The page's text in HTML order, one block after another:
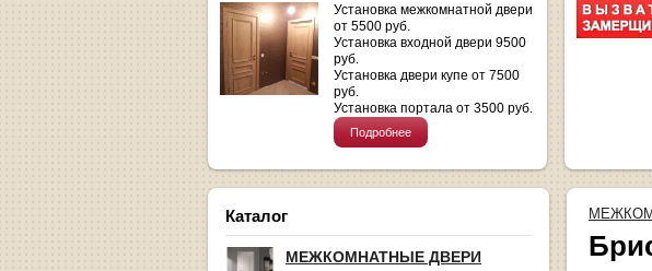
Установка межкомнатной двери
от 5500 руб.
Установка входной двери 9500
руб.
Установка двери купе от 7500
руб.
Установка портала от 3500 руб.
Подробнее
Каталог
МЕЖКОМНАТНЫЕ ДВЕРИ